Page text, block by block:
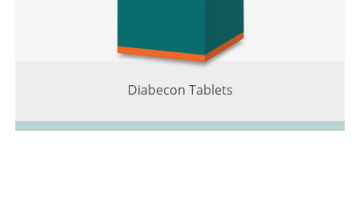
Diabecon Tablets